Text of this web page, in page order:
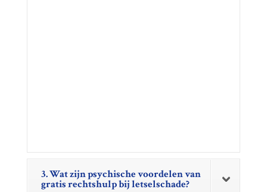
3. Wat zijn psychische voordelen van
gratis rechtshulp bij letselschade?